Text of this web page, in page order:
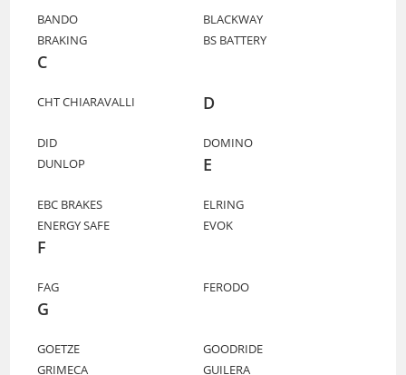
BANDO
BLACKWAY
BRAKING
BS BATTERY
C
CHT CHIARAVALLI D
DID
DOMINO
DUNLOP
E
EBC BRAKES
ELRING
ENERGY SAFE
EVOK
F
FAG FERODO
G
GOETZE
GOODRIDE
GRIMECA
GUILERA